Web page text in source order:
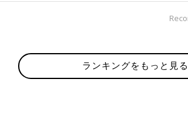
ランキングをもっと見る